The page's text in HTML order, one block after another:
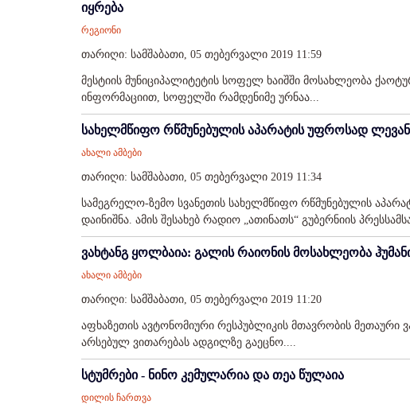
იყრება
რეგიონი
თარიღი: სამშაბათი, 05 თებერვალი 2019 11:59
მესტიის მუნიციპალიტეტის სოფელ ხაიშში მოსახლეობა
ინფორმაციით, სოფელში რამდენიმე ურნაა...
სახელმწიფო რწმუნებულის აპარატის უფროსად ლევან
ახალი ამბები
თარიღი: სამშაბათი, 05 თებერვალი 2019 11:34
სამეგრელო-ზემო სვანეთის სახელმწიფო რწმუნებულის
დაინიშნა. ამის შესახებ რადიო „ათინათს“ გუბერნიის
ვახტანგ ყოლბაია: გალის რაიონის მოსახლეობა
ახალი ამბები
თარიღი: სამშაბათი, 05 თებერვალი 2019 11:20
აფხაზეთის ავტონომიური რესპუბლიკის მთავრობის მეთაური
არსებულ ვითარებას ადგილზე გაეცნო....
სტუმრები - ნინო კემულარია და თეა წულაია
დილის ჩართვა